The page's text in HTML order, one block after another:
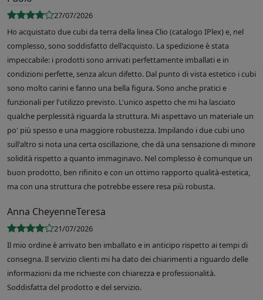
27/07/2026
Ho acquistato due cubi da terra della linea Clio (catalogo IPlex) e, nel
complesso, sono soddisfatto dell'acquisto. La spedizione è stata
impeccabile: i prodotti sono arrivati perfettamente imballati e in
condizioni perfette, senza alcun difetto. Dal punto di vista estetico i cubi
sono molto carini e fanno una bella figura. Sono anche pratici e
funzionali per l'utilizzo previsto. L'unico aspetto che mi ha lasciato
qualche perplessità riguarda la struttura. Mi aspettavo un materiale un
po' più spesso e una maggiore robustezza. Impilando i due cubi uno
sull'altro si nota una certa oscillazione, che dà una sensazione di minore
solidità rispetto a quanto immaginavo. Nel complesso è comunque un
buon prodotto, ben rifinito e con un ottimo rapporto qualità-estetica,
ma con una struttura che potrebbe essere resa più robusta.
Anna CheyenneTeresa
21/07/2026
Il mio ordine è arrivato ben imballato e in anticipo rispetto ai tempi di
consegna. Il servizio clienti mi ha dato dei chiarimenti a riguardo delle
informazioni da me richieste con chiarezza e professionalità.
Soddisfatta del prodotto e del servizio.